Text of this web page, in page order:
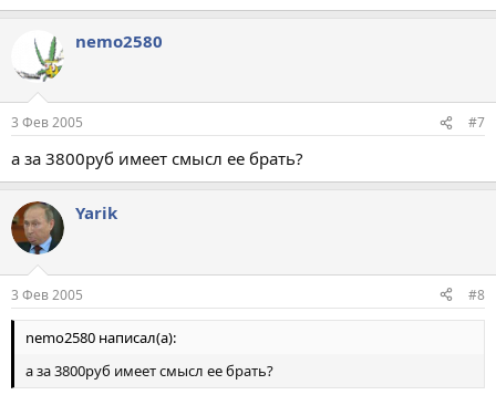
nemo2580
3 Фев 2005 #7
а за 3800руб имеет смысл ее брать?
Yarik
3 Фев 2005 #8
nemo2580 написал(а):
а за 3800руб имеет смысл ее брать?